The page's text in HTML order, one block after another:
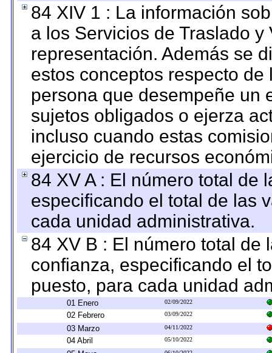
84 XIV 1 : La información
a los Servicios de Traslado
representación. Además se
estos conceptos respecto
persona que desempeñe un
sujetos obligados o ejerza
incluso cuando estas
ejercicio de recursos
84 XV A : El número total de
especificando el total de las
cada unidad administrativa.
84 XV B : El número total de
confianza, especificando el
puesto, para cada unidad
01 Enero 02/09/2022
02 Febrero 03/09/2022
03 Marzo 04/11/2022
04 Abril 05/10/2022